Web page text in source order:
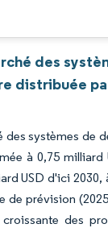
des
distribuée
des systèmes de
à 0,75 milliard
USD d'ici 2030,
de prévision
des